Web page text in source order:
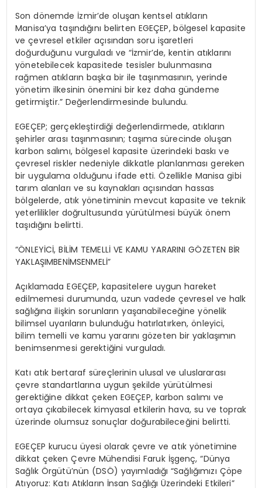
Son dönemde İzmir’de oluşan kentsel atıkların
Manisa’ya taşındığını belirten EGEÇEP, bölgesel kapasite
ve çevresel etkiler açısından soru işaretleri
doğurduğunu vurguladı ve “İzmir’de, kentin atıklarını
yönetebilecek kapasitede tesisler bulunmasına
rağmen atıkların başka bir ile taşınmasının, yerinde
yönetim ilkesinin önemini bir kez daha gündeme
getirmiştir.” Değerlendirmesinde bulundu.
EGEÇEP; gerçekleştirdiği değerlendirmede, atıkların
şehirler arası taşınmasının; taşıma sürecinde oluşan
karbon salımı, bölgesel kapasite üzerindeki baskı ve
çevresel riskler nedeniyle dikkatle planlanması gereken
bir uygulama olduğunu ifade etti.Özellikle Manisa gibi
tarım alanları ve su kaynakları açısından hassas
bölgelerde, atık yönetiminin mevcut kapasite ve teknik
yeterlilikler doğrultusunda yürütülmesi büyük önem
taşıdığını belirtti.
“ÖNLEYİCİ, BİLİM TEMELLİ VE KAMU YARARINI GÖZETEN BİR
YAKLAŞIMBENİMSENMELİ”
AçıklamadaEGEÇEP, kapasitelere uygun hareket
edilmemesi durumunda, uzun vadede çevresel ve halk
sağlığına ilişkin sorunların yaşanabileceğine yönelik
bilimsel uyarıların bulunduğu hatırlatırken,önleyici,
bilim temelli ve kamu yararını gözeten bir yaklaşımın
benimsenmesi gerektiğini vurguladı.
Katı atık bertaraf süreçlerinin ulusal ve uluslararası
çevre standartlarına uygun şekilde yürütülmesi
gerektiğine dikkat çeken EGEÇEP, karbon salımı ve
ortaya çıkabilecek kimyasal etkilerin hava, su ve toprak
üzerinde olumsuz sonuçlar doğurabileceğini belirtti.
EGEÇEP kurucu üyesi olarak çevre ve atık yönetimine
dikkat çeken Çevre Mühendisi Faruk İşgenç,“Dünya
Sağlık Örgütü’nün (DSÖ) yayımladığı“Sağlığımızı Çöpe
Atıyoruz: Katı Atıkların İnsan Sağlığı Üzerindeki Etkileri”